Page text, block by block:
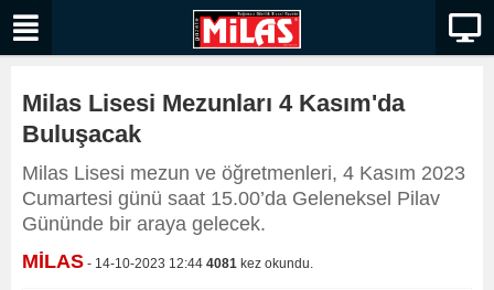
Milas Lisesi Mezunları 4 Kasım'da
Buluşacak
Milas Lisesi mezun ve öğretmenleri, 4 Kasım 2023
Cumartesi günü saat 15.00’da Geleneksel Pilav
Gününde bir araya gelecek.
MİLAS - 14-10-2023 12:44 4081 kez okundu.